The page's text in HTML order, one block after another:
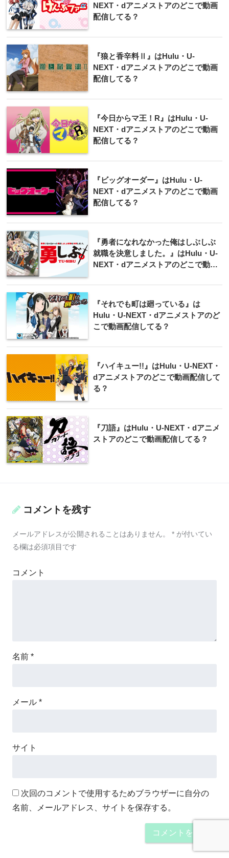
NEXT・dアニメストアのどこで動画
配信してる？
『狼と香辛料Ⅱ』はHulu・U-
NEXT・dアニメストアのどこで動画
配信してる？
『今日からマ王！R』はHulu・U-
NEXT・dアニメストアのどこで動画
配信してる？
『ビッグオーダー』はHulu・U-
NEXT・dアニメストアのどこで動画
配信してる？
『勇者になれなかった俺はしぶしぶ
就職を決意しました。』はHulu・U-
NEXT・dアニメストアのどこで動画
『それでも町は廻っている』は
Hulu・U-NEXT・dアニメストアのど
こで動画配信してる？
『ハイキュー!!』はHulu・U-NEXT・
dアニメストアのどこで動画配信して
る？
『刀語』はHulu・U-NEXT・dアニメ
ストアのどこで動画配信してる？
コメントを残す
メールアドレスが公開されることはありません。 * が付いてい
る欄は必須項目です
コメント
名前 *
メール *
サイト
次回のコメントで使用するためブラウザーに自分の
名前、メールアドレス、サイトを保存する。